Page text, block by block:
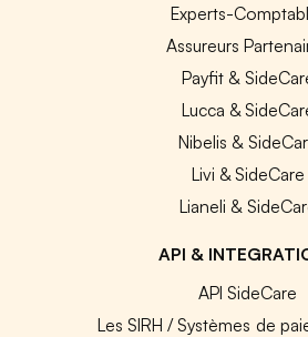
Experts-
Assureurs
Payfit &
Lucca &
Nibelis &
Livi & SideCare
Lianeli &
API &
API SideCare
Les SIRH / Systèmes de